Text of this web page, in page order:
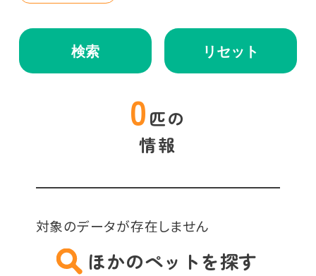
検索 リセット
0 匹の
情報
対象のデータが存在しません
ほかのペットを探す